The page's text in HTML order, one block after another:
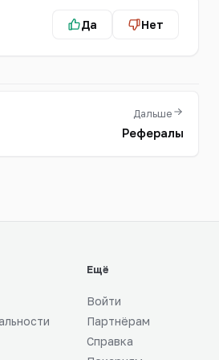
Да Нет
Дальше
Рефералы
Ещё
Войти
Партнёрам
Справка